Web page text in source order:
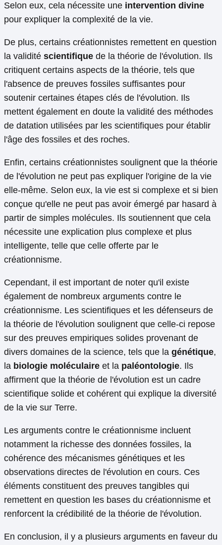
Selon eux, cela nécessite une intervention divine
pour expliquer la complexité de la vie.
De plus, certains créationnistes remettent en question
la validité scientifique de la théorie de l'évolution. Ils
critiquent certains aspects de la théorie, tels que
l'absence de preuves fossiles suffisantes pour
soutenir certaines étapes clés de l'évolution. Ils
mettent également en doute la validité des méthodes
de datation utilisées par les scientifiques pour établir
l'âge des fossiles et des roches.
Enfin, certains créationnistes soulignent que la théorie
de l'évolution ne peut pas expliquer l'origine de la vie
elle-même. Selon eux, la vie est si complexe et si bien
conçue qu'elle ne peut pas avoir émergé par hasard à
partir de simples molécules. Ils soutiennent que cela
nécessite une explication plus complexe et plus
intelligente, telle que celle offerte par le
créationnisme.
Cependant, il est important de noter qu'il existe
également de nombreux arguments contre le
créationnisme. Les scientifiques et les défenseurs de
la théorie de l'évolution soulignent que celle-ci repose
sur des preuves empiriques solides provenant de
divers domaines de la science, tels que la génétique,
la biologie moléculaire et la paléontologie. Ils
affirment que la théorie de l'évolution est un cadre
scientifique solide et cohérent qui explique la diversité
de la vie sur Terre.
Les arguments contre le créationnisme incluent
notamment la richesse des données fossiles, la
cohérence des mécanismes génétiques et les
observations directes de l'évolution en cours. Ces
éléments constituent des preuves tangibles qui
remettent en question les bases du créationnisme et
renforcent la crédibilité de la théorie de l'évolution.
En conclusion, il y a plusieurs arguments en faveur du